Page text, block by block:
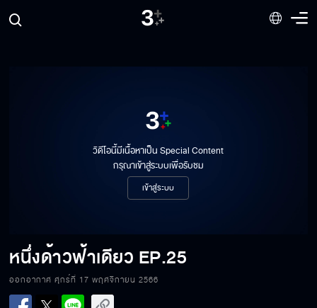
วิดีโอนี้มีเนื้อหาเป็น Special Content
กรุณาเข้าสู่ระบบเพื่อรับชม
เข้าสู่ระบบ
หนึ่งด้าวฟ้าเดียว EP.25
ออกอากาศ ศุกร์ที่ 17 พฤศจิกายน 2566